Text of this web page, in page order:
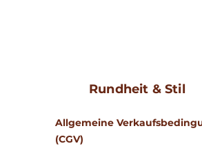
Rundheit & Stil
Allgemeine
(CGV)